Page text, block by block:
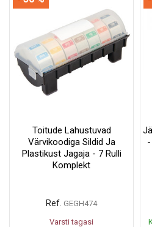
Toitude Lahustuvad
Värvikoodiga Sildid Ja
Plastikust Jagaja - 7 Rulli
Komplekt
Ref. GEGH474
Varsti tagasi